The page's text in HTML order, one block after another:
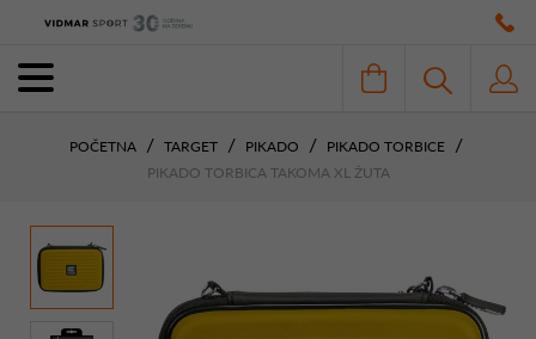
POČETNA TARGET PIKADO
PIKADO TORBICE
PIKADO TORBICA TAKOMA XL ŽUTA